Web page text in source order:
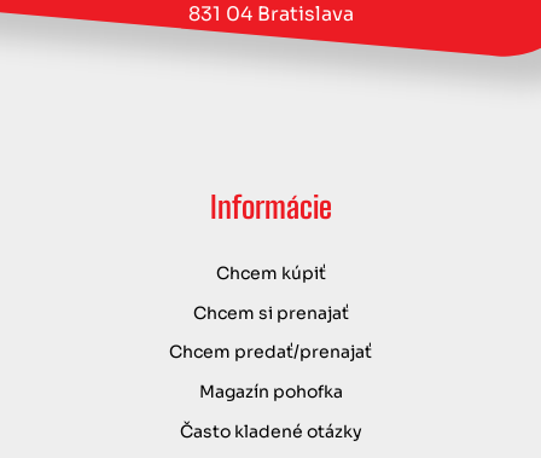
831 04 Bratislava
Informácie
Chcem kúpiť
Chcem si prenajať
Chcem predať/prenajať
Magazín pohofka
Často kladené otázky